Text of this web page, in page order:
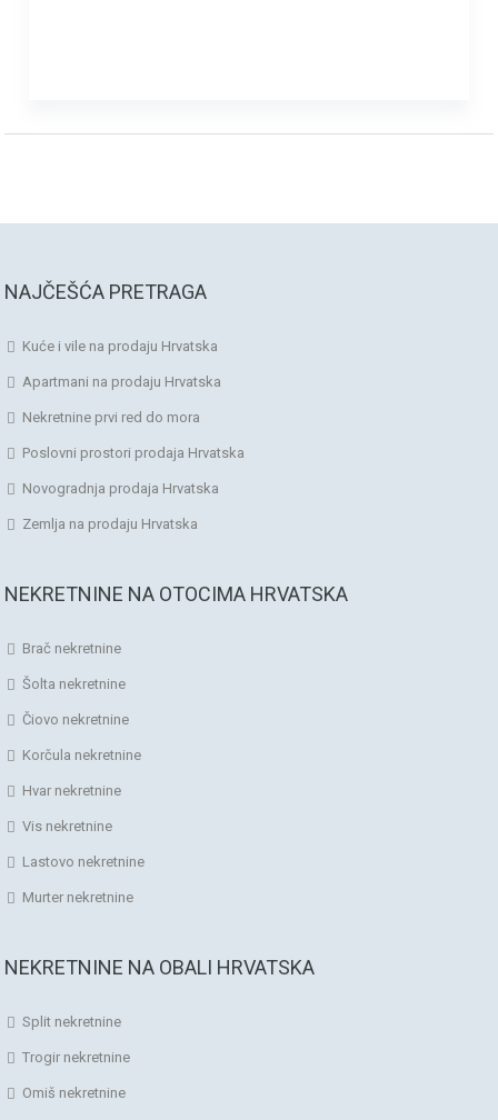
NAJČEŠĆA PRETRAGA
Kuće i vile na prodaju Hrvatska
Apartmani na prodaju Hrvatska
Nekretnine prvi red do mora
Poslovni prostori prodaja Hrvatska
Novogradnja prodaja Hrvatska
Zemlja na prodaju Hrvatska
NEKRETNINE NA OTOCIMA HRVATSKA
Brač nekretnine
Šolta nekretnine
Čiovo nekretnine
Korčula nekretnine
Hvar nekretnine
Vis nekretnine
Lastovo nekretnine
Murter nekretnine
NEKRETNINE NA OBALI HRVATSKA
Split nekretnine
Trogir nekretnine
Omiš nekretnine